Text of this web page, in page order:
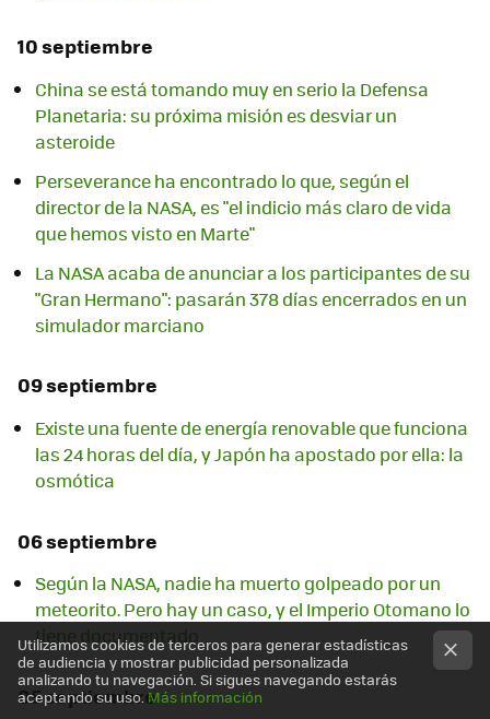
10 septiembre
China se está tomando muy en serio la Defensa
Planetaria: su próxima misión es desviar un
asteroide
Perseverance ha encontrado lo que, según el
director de la NASA, es "el indicio más claro de vida
que hemos visto en Marte"
La NASA acaba de anunciar a los participantes de su
"Gran Hermano": pasarán 378 días encerrados en un
simulador marciano
09 septiembre
Existe una fuente de energía renovable que funciona
las 24 horas del día, y Japón ha apostado por ella: la
osmótica
06 septiembre
Según la NASA, nadie ha muerto golpeado por un
meteorito. Pero hay un caso, y el Imperio Otomano lo
tiene documentado
05 septiembre
Utilizamos cookies de terceros para generar estadísticas
de audiencia y mostrar publicidad personalizada
analizando tu navegación. Si sigues navegando estarás
aceptando su uso.Más información